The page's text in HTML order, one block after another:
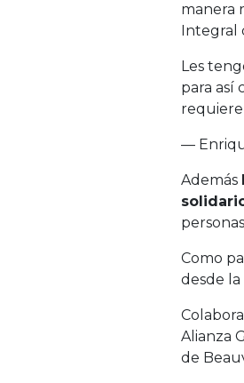
manera
Integral
Les
para así
—
Además
Como
desde
Alianza
de